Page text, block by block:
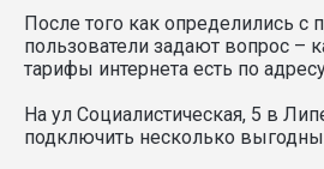
После того как определились с
пользователи задают вопрос –
тарифы интернета есть по
На ул Социалистическая, 5 в
подключить несколько